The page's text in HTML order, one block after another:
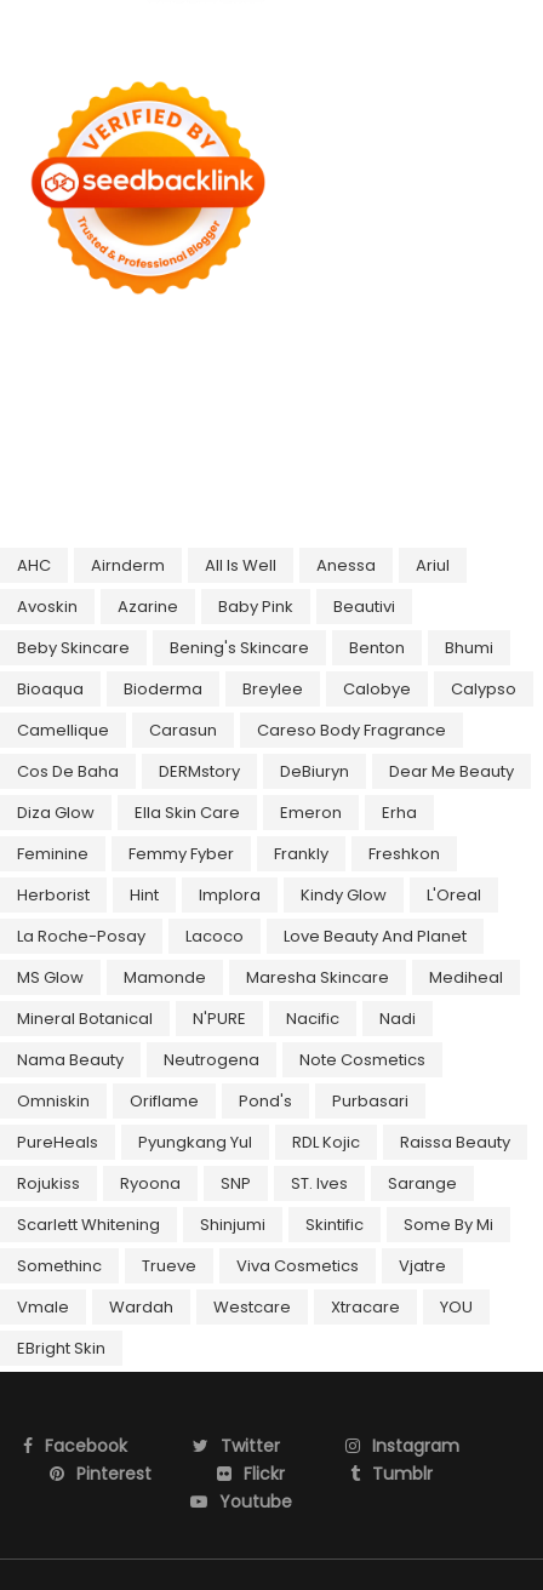
AHC Airnderm All Is Well Anessa
Ariul
Avoskin
Azarine Baby Pink
Beautivi
Beby Skincare
Bening's Skincare Benton
Bhumi
Bioaqua
Bioderma Breylee Calobye
Calypso
Camellique
Carasun
Careso Body Fragrance
Cos De Baha
DERMstory DeBiuryn
Dear Me Beauty
Diza Glow
Ella Skin Care Emeron
Erha
Feminine
Femmy Fyber Frankly
Freshkon
Herborist
Hint Implora Kindy Glow
L'Oreal
La Roche-Posay
Lacoco
Love Beauty And Planet
MS Glow
Mamonde Maresha Skincare
Mediheal
Mineral Botanical
N'PURE Nacific
Nadi
Nama Beauty
Neutrogena
Note Cosmetics
Omniskin
Oriflame Pond's
Purbasari
PureHeals
Pyungkang Yul RDL Kojic
Raissa Beauty
Rojukiss
Ryoona SNP ST. Ives
Sarange
Scarlett Whitening
Shinjumi Skintific
Some By Mi
Somethinc
Trueve Viva Cosmetics
Vjatre
Vmale
Wardah Westcare Xtracare
YOU
EBright Skin
Facebook Twitter
Instagram
Pinterest
Flickr
Tumblr
Youtube